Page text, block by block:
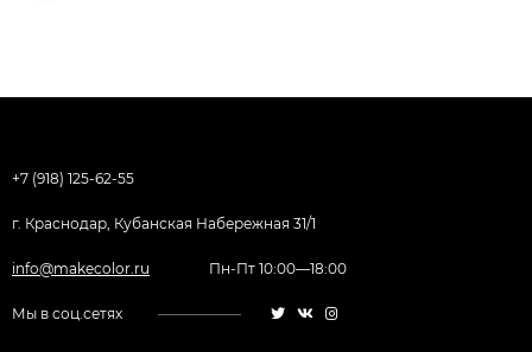
+7 (918) 125-62-55
г. Краснодар, Кубанская Набережная 31/1
info@makecolor.ru Пн-Пт 10:00—18:00
Мы в соц.сетях